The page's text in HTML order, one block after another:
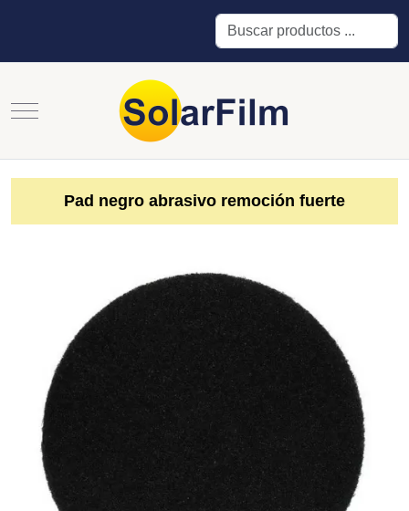
Buscar
Mobile Menu Toggle
Pad negro abrasivo remoción fuerte